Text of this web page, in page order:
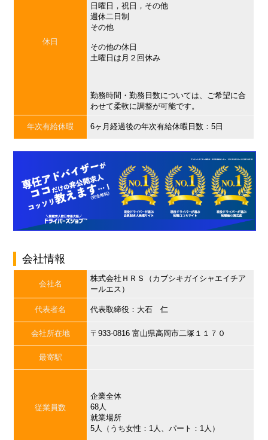
休日
日曜日，祝日，その他
週休二日制
その他
その他の休日
土曜日は月２回休み
勤務時間・勤務日数については、ご希望に合
わせて柔軟に調整が可能です。
年次有給休暇 6ヶ月経過後の年次有給休暇日数：5日
会社情報
会社名
株式会社ＨＲＳ（カブシキガイシャエイチア
ールエス）
代表者名 代表取締役：大石 仁
会社所在地 〒933-0816 富山県高岡市二塚１１７０
最寄駅
従業員数
企業全体
68人
就業場所
5人（うち女性：1人、パート：1人）